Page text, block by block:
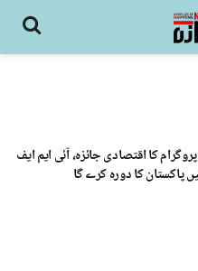
کا اقتصادی جائزہ، آئی ایم ایف
پاکستان کا دورہ کرے گا